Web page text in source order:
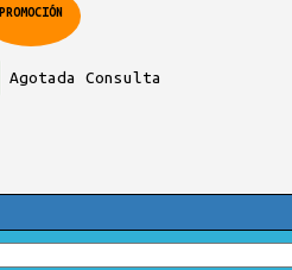
PROMOCIÓN
Agotada Consulta